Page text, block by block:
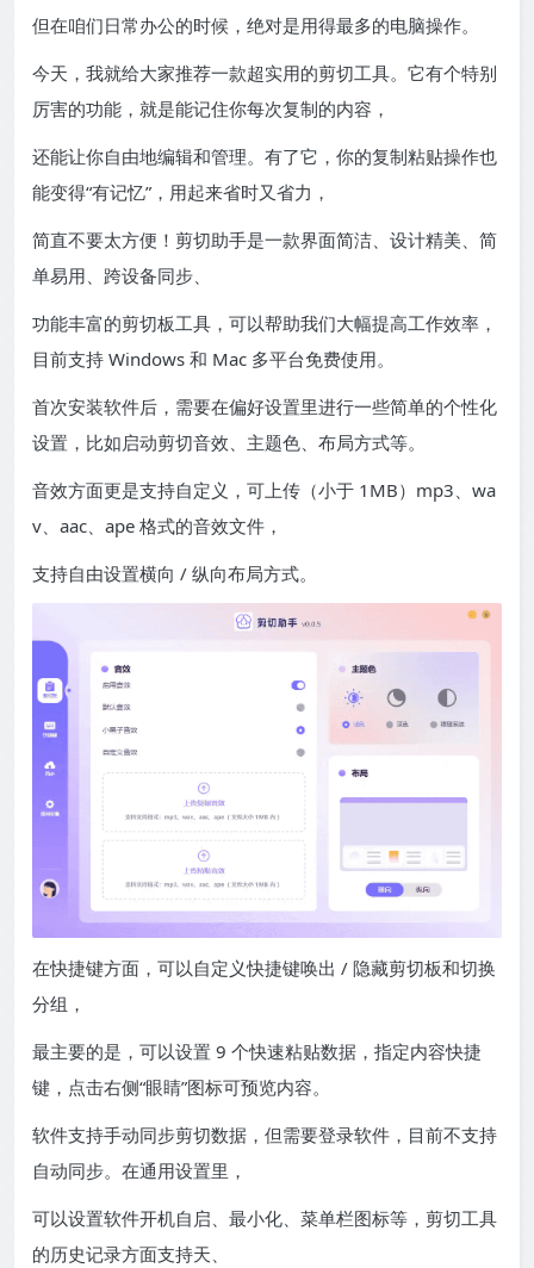
但在咱们日常办公的时候，绝对是用得最多的电脑操作。
今天，我就给大家推荐一款超实用的剪切工具。它有个特别
厉害的功能，就是能记住你每次复制的内容，
还能让你自由地编辑和管理。有了它，你的复制粘贴操作也
能变得“有记忆”，用起来省时又省力，
简直不要太方便！剪切助手是一款界面简洁、设计精美、简
单易用、跨设备同步、
功能丰富的剪切板工具，可以帮助我们大幅提高工作效率，
目前支持 Windows 和 Mac 多平台免费使用。
首次安装软件后，需要在偏好设置里进行一些简单的个性化
设置，比如启动剪切音效、主题色、布局方式等。
音效方面更是支持自定义，可上传（小于 1MB）mp3、wa
v、aac、ape 格式的音效文件，
支持自由设置横向 / 纵向布局方式。
在快捷键方面，可以自定义快捷键唤出 / 隐藏剪切板和切换
分组，
最主要的是，可以设置 9 个快速粘贴数据，指定内容快捷
键，点击右侧“眼睛”图标可预览内容。
软件支持手动同步剪切数据，但需要登录软件，目前不支持
自动同步。在通用设置里，
可以设置软件开机自启、最小化、菜单栏图标等，剪切工具
的历史记录方面支持天、